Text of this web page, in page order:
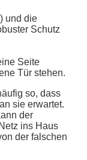
und die
Schutz
Seite
Tür stehen.
so, dass
sie erwartet.
der
ins Haus
der falschen